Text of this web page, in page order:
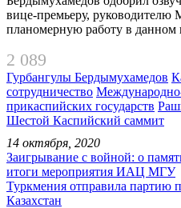
вице-премьеру,
планомерную работу в данном
2 089
Гурбангулы Бердымухамедов
сотрудничество Международно-
прикаспийских государств
Шестой Каспийский саммит
14 октября, 2020
Заигрывание с войной: о
итоги мероприятия ИАЦ МГУ
Туркмения отправила партию
Казахстан